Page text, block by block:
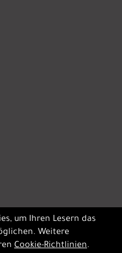
um Ihren Lesern das
Weitere
Cookie-Richtlinien.